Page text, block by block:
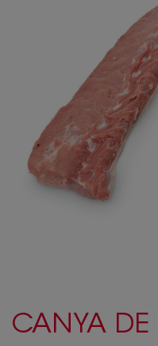
CANYA DE